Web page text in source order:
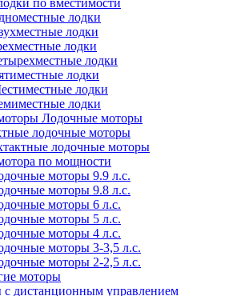
лодки
лодки
лодки
лодки
лодки
лодки
лодки
Лодочные моторы
лодочные моторы
лодочные моторы
по мощности
моторы 9.9 л.с.
моторы 9.8 л.с.
моторы 6 л.с.
моторы 5 л.с.
моторы 4 л.с.
моторы 3-3,5 л.с.
моторы 2-2,5 л.с.
моторы
дистанционным управлением